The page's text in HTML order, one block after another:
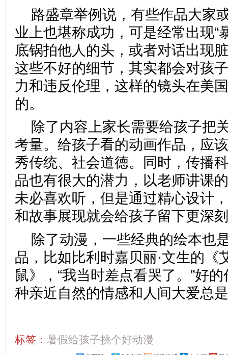
路盛章举例说，有些作品大家
业上也堪称成功，可是经常出现“
底锅拍他人的头，或者对话出现
这些不好的细节，其实都会对孩
力和违反伦理，这样的镜头在美
的。
除了内容上家长需要给孩子把
考量。给孩子看的动画作品，应
秀传统、社会道德。同时，传播
品也有很大的潜力，以老师讲课
未必喜欢听，但是通过精心设计
和故事展现就会给孩子留下更深
除了动漫，一些经典的绘本也
品，比如比利时嘉贝丽·文生的《
鼠》，“我当时差点看哭了。”好
种亲近自然的情感和人间大爱总
标签： 暑假给孩子挑个好动漫